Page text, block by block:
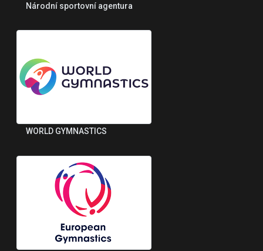
Národní sportovní agentura
WORLD GYMNASTICS